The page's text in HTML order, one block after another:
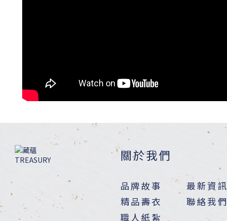
關於我們
品牌故事
最新資訊
精品壽衣
聯絡我們
職人紙紮